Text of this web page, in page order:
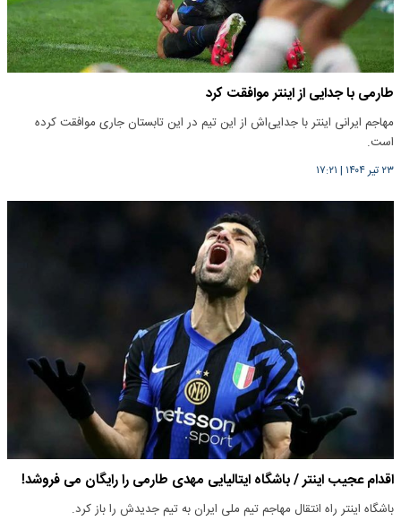
طارمی با جدایی از اینتر موافقت کرد
مهاجم ایرانی اینتر با جدایی‌اش از این تیم در این تابستان جاری موافقت کرده
است.
۲۳ تیر ۱۴۰۴ | ۱۷:۲۱
اقدام عجیب اینتر / باشگاه ایتالیایی مهدی طارمی را رایگان می فروشد!
باشگاه اینتر راه انتقال مهاجم تیم ملی ایران به تیم جدیدش را باز کرد.